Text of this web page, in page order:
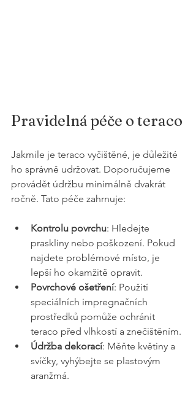
Pravidelná péče o teraco
Jakmile je teraco vyčištěné, je důležité
ho správně udržovat. Doporučujeme
provádět údržbu minimálně dvakrát
ročně. Tato péče zahrnuje:
Kontrolu povrchu: Hledejte
praskliny nebo poškození. Pokud
najdete problémové místo, je
lepší ho okamžitě opravit.
Povrchové ošetření: Použití
speciálních impregnačních
prostředků pomůže ochránit
teraco před vlhkostí a znečištěním.
Údržba dekorací: Měňte květiny a
svíčky, vyhýbejte se plastovým
aranžmá.